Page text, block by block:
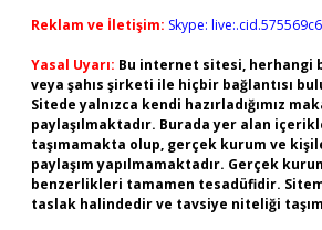
Reklam ve İletişim: Skype:
Yasal Uyarı: Bu internet sitesi, herhangi
veya şahıs şirketi ile hiçbir bağlantısı
Sitede yalnızca kendi hazırladığımız
paylaşılmaktadır. Burada yer alan
taşımamakta olup, gerçek kurum ve
paylaşım yapılmamaktadır. Gerçek
benzerlikleri tamamen tesadüfidir.
taslak halindedir ve tavsiye niteliği